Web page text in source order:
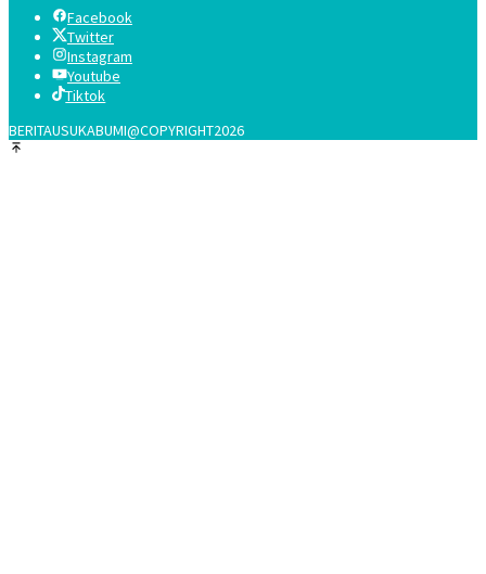
Facebook
Twitter
Instagram
Youtube
Tiktok
BERITAUSUKABUMI@COPYRIGHT2026